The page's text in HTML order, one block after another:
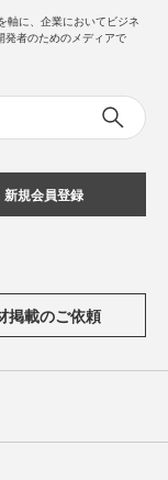
軸に、企業においてビジネ
発者のためのメディアで
新規会員登録
掲載のご依頼